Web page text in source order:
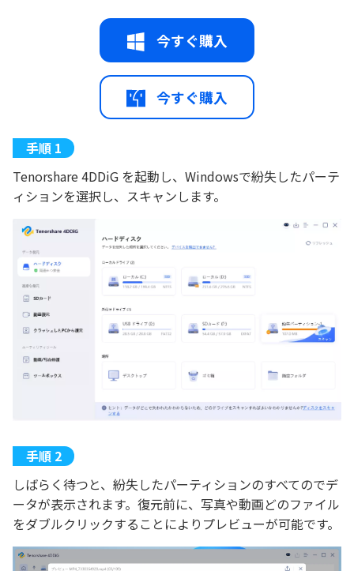
今すぐ購入
今すぐ購入
Tenorshare 4DDiG を起動し、Windowsで紛失したパーテ
ィションを選択し、スキャンします。
しばらく待つと、紛失したパーティションのすべてのでデ
ータが表示されます。復元前に、写真や動画どのファイル
をダブルクリックすることによりプレビューが可能です。